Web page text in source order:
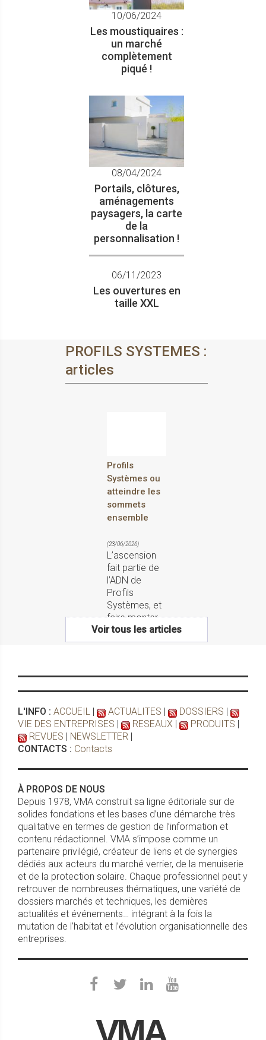
Portail aluminium moderne
Coulissant aluminium au
design minimaliste
Tanagra® - Série 017
Mur-rideau et BSO
Verrière intérieure
Indoor Factory®
Donnez de nouvelles
perspectives à votre
intérieur
Mandurah®
évolutives pour
10/06/2024
Les moustiquaires :
un marché
complètement
piqué !
08/04/2024
Portails, clôtures,
aménagements
paysagers, la carte
de la
personnalisation !
06/11/2023
Les ouvertures en
taille XXL
PROFILS SYSTEMES :
articles
Profils
Systèmes ou
atteindre les
sommets
ensemble
(23/06/2026)
L’ascension
fait partie de
l’ADN de
Profils
Systèmes, et
faire monter
ses adhérents
au sommet a
Monténégro...
Profils
Systèmes
nomme
Arnaud
Lecorps,
nouveau
technico-
(04/03/2026)
Le
Systèmes
Voir tous les articles
L'INFO : ACCUEIL | ACTUALITES | DOSSIERS |
VIE DES ENTREPRISES | RESEAUX | PRODUITS |
REVUES | NEWSLETTER |
CONTACTS : Contacts
À PROPOS DE NOUS
Depuis 1978, VMA construit sa ligne éditoriale sur de
solides fondations et les bases d’une démarche très
qualitative en termes de gestion de l’information et
contenu rédactionnel. VMA s’impose comme un
partenaire privilégié, créateur de liens et de synergies
dédiés aux acteurs du marché verrier, de la menuiserie
et de la protection solaire. Chaque professionnel peut y
retrouver de nombreuses thématiques, une variété de
dossiers marchés et techniques, les dernières
actualités et événements… intégrant à la fois la
mutation de l’habitat et l’évolution organisationnelle des
entreprises.
VMA